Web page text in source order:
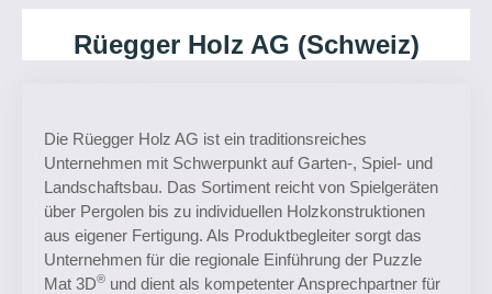
Rüegger Holz AG (Schweiz)
Die Rüegger Holz AG ist ein traditionsreiches
Unternehmen mit Schwerpunkt auf Garten-, Spiel- und
Landschaftsbau. Das Sortiment reicht von Spielgeräten
über Pergolen bis zu individuellen Holzkonstruktionen
aus eigener Fertigung. Als Produktbegleiter sorgt das
Unternehmen für die regionale Einführung der Puzzle
Mat 3D® und dient als kompetenter Ansprechpartner für